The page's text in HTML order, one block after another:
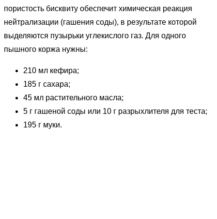
пористость бисквиту обеспечит химическая реакция
нейтрализации (гашения соды), в результате которой
выделяются пузырьки углекислого газ. Для одного
пышного коржа нужны:
210 мл кефира;
185 г сахара;
45 мл растительного масла;
5 г гашеной соды или 10 г разрыхлителя для теста;
195 г муки.